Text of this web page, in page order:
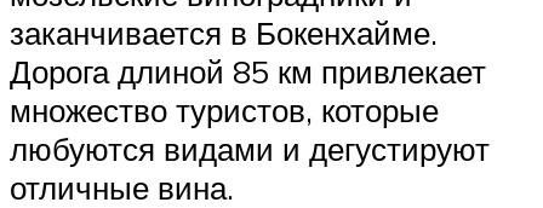
заканчивается в Бокенхайме.
Дорога длиной 85 км привлекает
множество туристов, которые
любуются видами и дегустируют
отличные вина.